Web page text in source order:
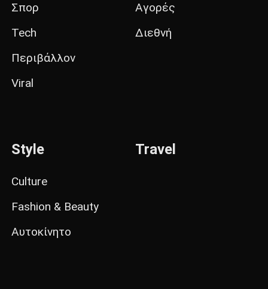
Σπορ
Tech
Περιβάλλον
Viral
Αγορές
Διεθνή
Style
Culture
Fashion & Beauty
Αυτοκίνητο
Travel